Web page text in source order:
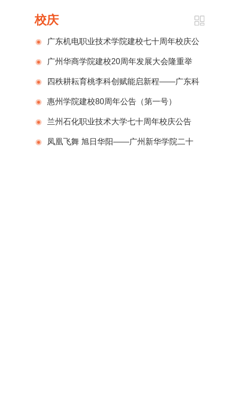
校庆
广东机电职业技术学院建校七十周年校庆公
告（第一号）
广州华商学院建校20周年发展大会隆重举
行 四秩耕耘育桃李科创赋能启新程——广东科
学技术职业学院（广东省科技干部学院）举办
建校40周年校庆系列活动
惠州学院建校80周年公告（第一号）
兰州石化职业技术大学七十周年校庆公告
（第二号）
凤凰飞舞 旭日华阳——广州新华学院二十